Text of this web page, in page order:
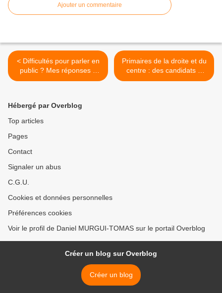
Ajouter un commentaire
< Difficultés pour parler en
public ? Mes réponses à
SFC Invest
Primaires de la droite et du
centre : des candidats à
regarder au fond des yeux
Hébergé par Overblog
Top articles
Pages
Contact
Signaler un abus
C.G.U.
Cookies et données personnelles
Préférences cookies
Voir le profil de Daniel MURGUI-TOMAS sur le portail Overblog
Créer un blog sur Overblog
Créer un blog